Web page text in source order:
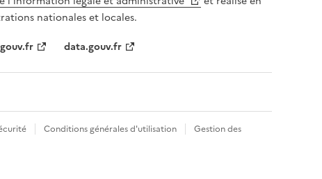
nationales et locales.
data.gouv.fr
Conditions générales d'utilisation
Gestion des